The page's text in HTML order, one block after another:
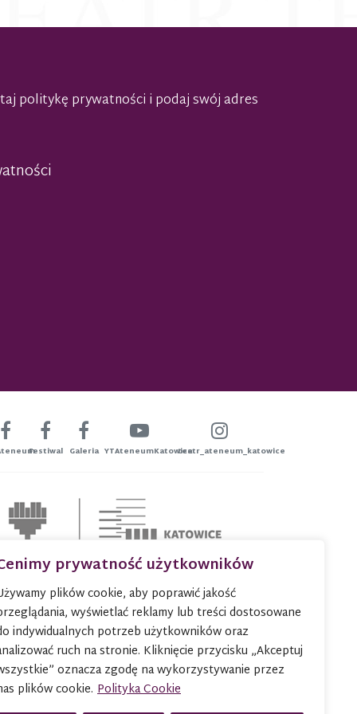
prywatność użytkowników
plików cookie, aby poprawić jakość
wyświetlać reklamy lub treści dostosowane
indywidualnych potrzeb użytkowników oraz
ruch na stronie. Kliknięcie przycisku „Akceptuj
oznacza zgodę na wykorzystywanie przez
plików cookie. Polityka Cookie
politykę prywatności i podaj swój adres
Festiwal Galeria YTAteneumKatowiceteatr_ateneum_katowice